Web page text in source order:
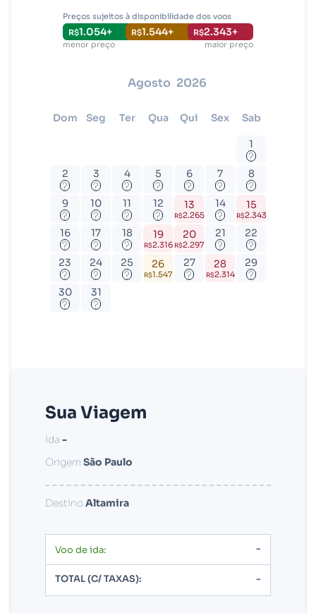
Preços sujeitos à disponibilidade dos voos
R$1.054+ R$1.544+ R$2.343+
menor preço maior preço
agosto 2026
dom seg ter qua qui sex sab
1
?
2
?
3
?
4
?
5
?
6
?
7
?
8
?
9
?
10
?
11
?
12
?
13
R$2.265
14
?
15
R$2.343
16
?
17
?
18
?
19
R$2.316
20
R$2.297
21
?
22
?
23
?
24
?
25
?
26
R$1.547
27
?
28
R$2.314
29
?
30
?
31
?
Sua Viagem
Ida -
Origem São Paulo
DestinoAltamira
Voo de ida: -
TOTAL (C/ TAXAS): -